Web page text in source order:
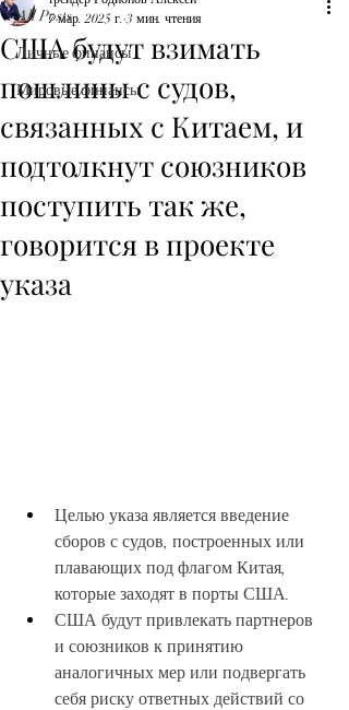
All Posts
Личные финансы
Мировые финансы
США будут взимать
пошлины с судов,
связанных с Китаем, и
подтолкнут союзников
поступить так же,
говорится в проекте
указа
7 мар. 2025 г. 3 мин. чтения
Целью указа является введение
сборов с судов, построенных или
плавающих под флагом Китая,
которые заходят в порты США.
США будут привлекать партнеров
и союзников к принятию
аналогичных мер или подвергать
себя риску ответных действий со